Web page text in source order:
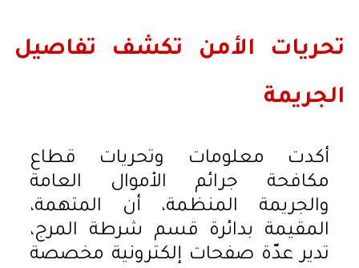
تحريات الأمن تكشف تفاصيل
الجريمة
أكدت معلومات وتحريات قطاع
مكافحة جرائم الأموال العامة
والجريمة المنظمة، أن المتهمة،
المقيمة بدائرة قسم شرطة المرج،
تدير عدّة صفحات إلكترونية مخصصة